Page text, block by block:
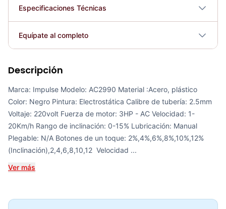
Especificaciones Técnicas
Plegable No
Equípate al completo
COP 22,801,610.00
BANDA TROTADORA BLOIS - 72039
COP 11,743,686.00
Descripción
Marca: Impulse Modelo: AC2990 Material :Acero, plástico
Color: Negro Pintura: Electrostática Calibre de tubería: 2.5mm
Voltaje: 220volt Fuerza de motor: 3HP - AC Velocidad: 1-
20Km/h Rango de inclinación: 0-15% Lubricación: Manual
Plegable: N/A Botones de un toque: 2%,4%,6%,8%,10%,12%
(Inclinación),2,4,6,8,10,12 Velocidad ...
Ver más